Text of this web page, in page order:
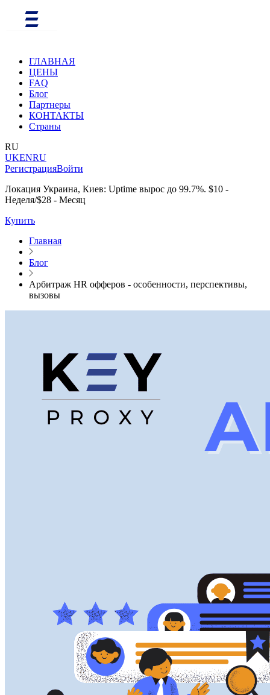
ГЛАВНАЯ
ЦЕНЫ
FAQ
Блог
Партнеры
КОНТАКТЫ
Страны
RU
UKENRU
РегистрацияВойти
Локация Украина, Киев: Uptime вырос до 99.7%. $10 -
Неделя/$28 - Месяц
Купить
Главная
Блог
Арбитраж HR офферов - особенности, перспективы,
вызовы